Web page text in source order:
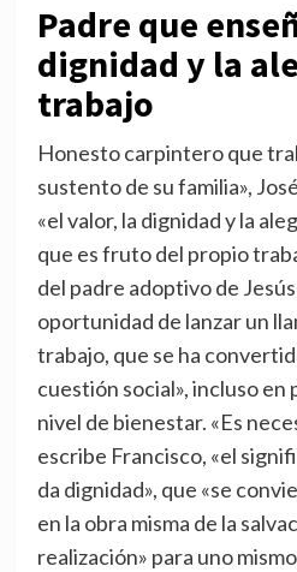
Padre que
dignidad y la
trabajo
Honesto carpintero que
sustento de su familia»,
«el valor, la dignidad y la
que es fruto del propio
del padre adoptivo de Jesús
oportunidad de lanzar un
trabajo, que se ha
cuestión social», incluso en
nivel de bienestar. «Es
escribe Francisco, «el
da dignidad», que «se
en la obra misma de la
realización» para uno